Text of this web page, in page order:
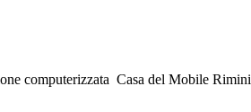
computerizzata Casa del Mobile Rimini